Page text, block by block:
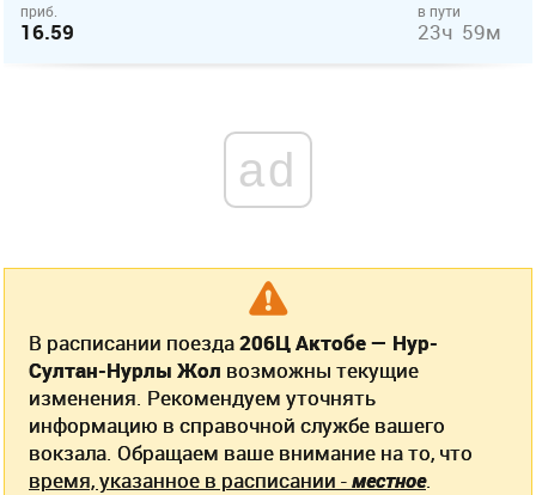
приб.
16.59
в пути
23ч 59м
ad
В расписании поезда206Ц Актобе — Нур-
Султан-Нурлы Жол возможны текущие
изменения. Рекомендуем уточнять
информацию в справочной службе вашего
вокзала. Обращаем ваше внимание на то, что
время, указанное в расписании -местное.